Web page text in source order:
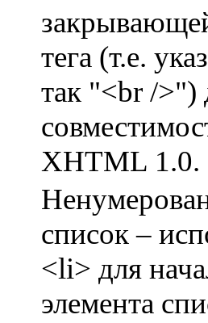
тега (т.е.
так "<br />")
XHTML 1.0.
список –
<li> для
элемента